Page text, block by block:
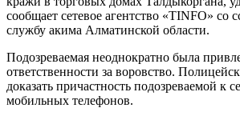
сообщает сетевое агентство «TINFO» со
службу акима Алматинской области.
Подозреваемая неоднократно была
ответственности за воровство.
доказать причастность подозреваемой к
мобильных телефонов.